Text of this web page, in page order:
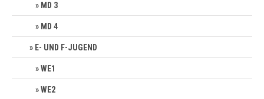
MD 3
MD 4
E- UND F-JUGEND
WE1
WE2